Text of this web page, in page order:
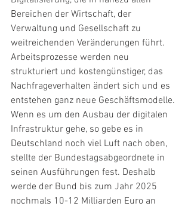
Bereichen der Wirtschaft, der
Verwaltung und Gesellschaft zu
weitreichenden Veränderungen führt.
Arbeitsprozesse werden neu
strukturiert und kostengünstiger, das
Nachfrageverhalten ändert sich und es
entstehen ganz neue Geschäftsmodelle.
Wenn es um den Ausbau der digitalen
Infrastruktur gehe, so gebe es in
Deutschland noch viel Luft nach oben,
stellte der Bundestagsabgeordnete in
seinen Ausführungen fest. Deshalb
werde der Bund bis zum Jahr 2025
nochmals 10-12 Milliarden Euro an